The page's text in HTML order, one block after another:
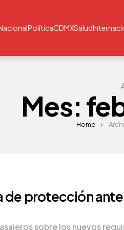
PolíticaCDMXSalud
Mes:
Home
protección
sobre los nuevos